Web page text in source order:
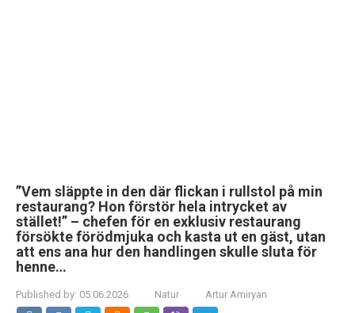
”Vem släppte in den där flickan i rullstol på min
restaurang? Hon förstör hela intrycket av
stället!” – chefen för en exklusiv restaurang
försökte förödmjuka och kasta ut en gäst, utan
att ens ana hur den handlingen skulle sluta för
henne…
Published by: 05.06.2026 Natur Artur Amiryan